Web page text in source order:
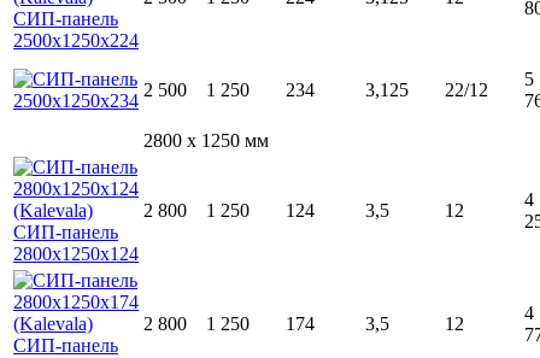
2 500 1 250 234 3,125 22/12
5
2800 x 1250 мм
2 800 1 250 124 3,5 12
4
2 800 1 250 174 3,5 12
4